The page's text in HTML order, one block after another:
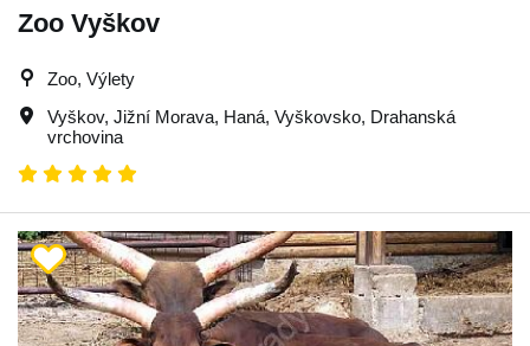
Zoo Vyškov
Zoo, Výlety
Vyškov, Jižní Morava, Haná, Vyškovsko, Drahanská
vrchovina